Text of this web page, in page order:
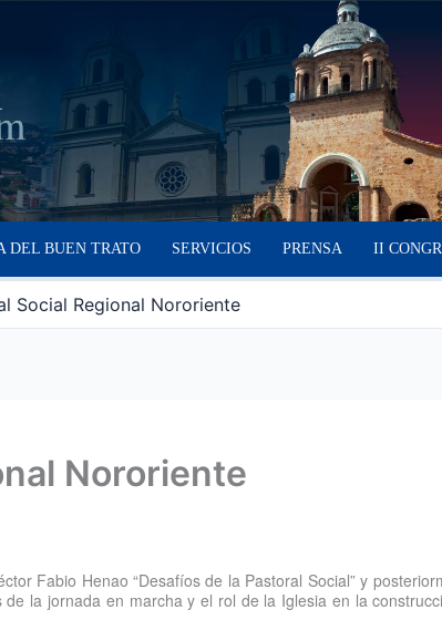
DEL BUEN TRATO SERVICIOS PRENSA II
Social Regional Nororiente
Nororiente
Fabio Henao “Desafíos de la Pastoral Social” y
la jornada en marcha y el rol de la Iglesia en la